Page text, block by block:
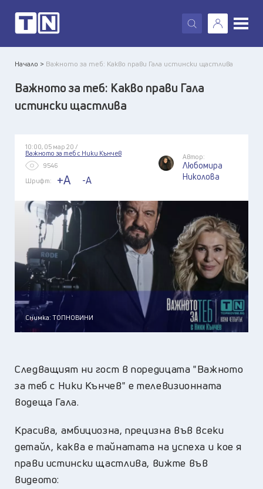
X
Начало > Важното за теб: Какво прави Гала истински щастлива
Важното за теб: Какво прави Гала
истински щастлива
10:00, 05 мар 20 /
Важното за теб с Ники Кънчев
9546
Шрифт:
+A -A
Автор:
Любомира
Николова
Снимка: ТОПНОВИНИ
Следващият ни гост в поредицата "Важното
за теб с Ники Кънчев" е телевизионната
водеща Гала.
Красива, амбициозна, прецизна във всеки
детайл, каква е тайнатата на успеха и кое я
прави истински щастлива, вижте във
видеото: